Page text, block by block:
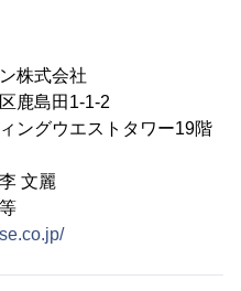
株式会社
鹿島田1-1-2
ウエストタワー19階
文麗